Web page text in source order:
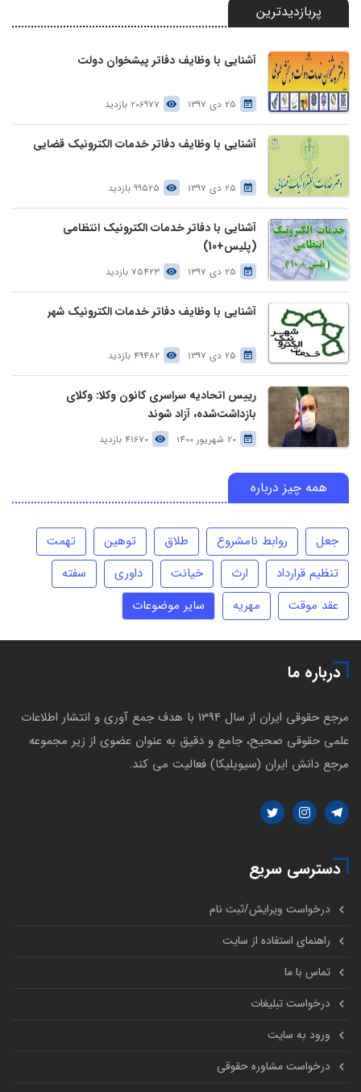
پربازدیدترین
آشنایی با وظایف دفاتر پیشخوان دولت
25 دی 1397 206977 بازدید
آشنایی با وظایف دفاتر خدمات الکترونیک قضایی
25 دی 1397 99525 بازدید
آشنایی با دفاتر خدمات الکترونیک انتظامی
(پلیس+10)
25 دی 1397 75423 بازدید
آشنایی با وظایف دفاتر خدمات الکترونیک شهر
25 دی 1397 49482 بازدید
رییس اتحادیه سراسری کانون وکلا: وکلای
بازداشت‌شده، آزاد شوند
20 شهریور 1400 41670 بازدید
همه چیز درباره
جعل روابط نامشروع طلاق توهین
تهمت
تنظیم قرارداد
ارث خیانت داوری
سفته
عقد موقت
مهریه سایر موضوعات
درباره ما
مرجع حقوقی ایران از سال 1394 با هدف جمع آوری و انتشار اطلاعات
علمی حقوقی صحیح، جامع و دقیق به عنوان عضوی از زیر مجموعه
مرجع دانش ایران (سیویلیکا) فعالیت می کند.
دسترسی سریع
درخواست ویرایش/ثبت نام
راهنمای استفاده از سایت
تماس با ما
درخواست تبلیغات
ورود به سایت
درخواست مشاوره حقوقی